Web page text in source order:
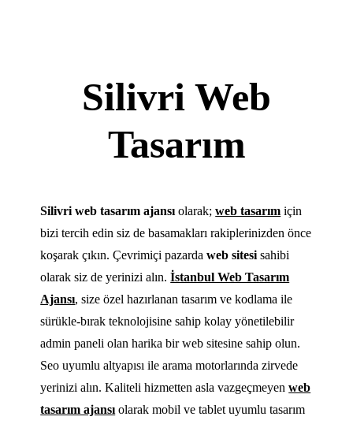
Silivri Web
Tasarım
Silivri web tasarım ajansı olarak;web tasarım için
bizi tercih edin siz de basamakları rakiplerinizden önce
koşarak çıkın. Çevrimiçi pazardaweb sitesi sahibi
olarak siz de yerinizi alın.İstanbul Web Tasarım
Ajansı, size özel hazırlanan tasarım ve kodlama ile
sürükle-bırak teknolojisine sahip kolay yönetilebilir
admin paneli olan harika bir web sitesine sahip olun.
Seo uyumlu altyapısı ile arama motorlarında zirvede
yerinizi alın. Kaliteli hizmetten asla vazgeçmeyenweb
tasarım ajansı olarak mobil ve tablet uyumlu tasarım